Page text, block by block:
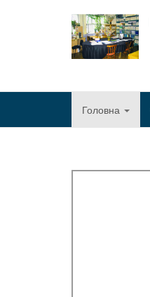
Головна